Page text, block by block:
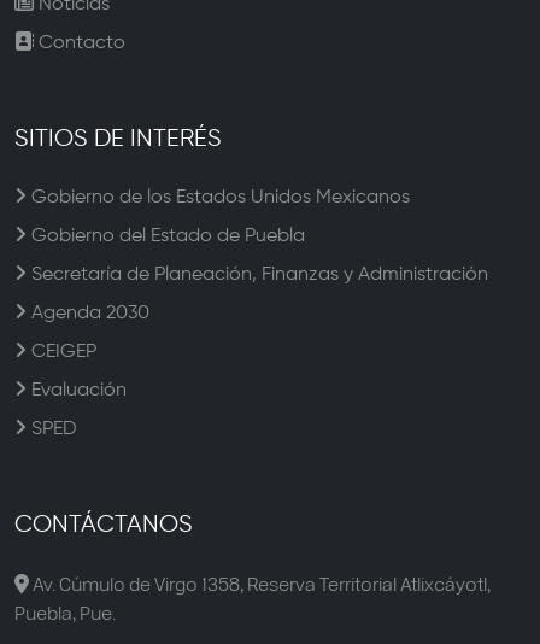
Noticias
Contacto
SITIOS DE INTERÉS
Gobierno de los Estados Unidos Mexicanos
Gobierno del Estado de Puebla
Secretaría de Planeación, Finanzas y Administración
Agenda 2030
CEIGEP
Evaluación
SPED
CONTÁCTANOS
Av. Cúmulo de Virgo 1358, Reserva Territorial Atlixcáyotl,
Puebla, Pue.